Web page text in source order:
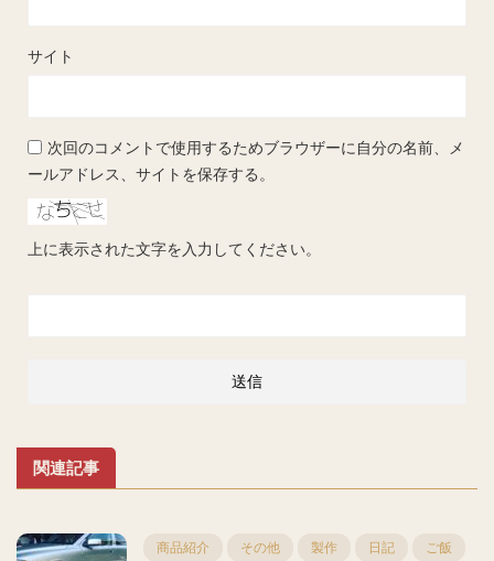
サイト
次回のコメントで使用するためブラウザーに自分の名前、メ
ールアドレス、サイトを保存する。
上に表示された文字を入力してください。
関連記事
商品紹介 その他 製作 日記 ご飯